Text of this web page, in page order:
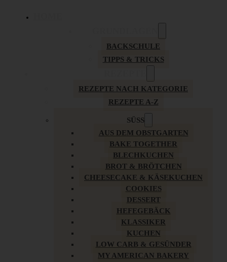
BACKSCHULE
TIPPS & TRICKS
REZEPTE NACH KATEGORIE
REZEPTE A-Z
SÜSS
AUS DEM OBSTGARTEN
BAKE TOGETHER
BLECHKUCHEN
BROT & BRÖTCHEN
CHEESECAKE & KÄSEKUCHEN
COOKIES
DESSERT
HEFEGEBÄCK
KLASSIKER
KUCHEN
LOW CARB & GESÜNDER
MY AMERICAN BAKERY